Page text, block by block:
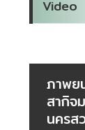
Video
ภาพย
สากิจ
นครส